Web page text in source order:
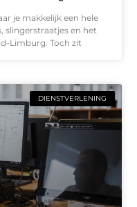
je makkelijk een hele
slingerstraatjes en het
Limburg. Toch zit
DIENSTVERLENING